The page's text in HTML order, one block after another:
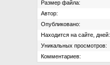
Размер файла:
Автор:
Опубликовано:
Находится на сайте, дней:
Уникальных просмотров:
Комментариев: